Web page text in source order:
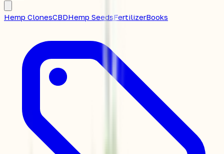
Hemp ClonesCBDHemp SeedsFertilizerBooks